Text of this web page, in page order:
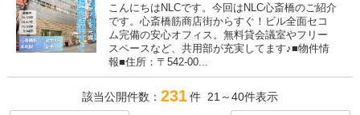
こんにちはNLCです。今回はNLC心斎橋のご紹介
です。心斎橋筋商店街からすぐ！ビル全面セコ
ム完備の安心オフィス。無料貸会議室やフリー
スペースなど、共用部が充実してます♪■物件情
報■住所：〒542-00...
該当公開件数： 231件 21～40件表示